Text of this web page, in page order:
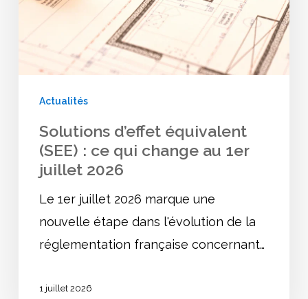
qui
juillet
2026
Actualités
Solutions d’effet équivalent
(SEE) : ce qui change au 1er
juillet 2026
Le 1er juillet 2026 marque une
nouvelle étape dans l'évolution de la
réglementation française concernant…
1 juillet 2026